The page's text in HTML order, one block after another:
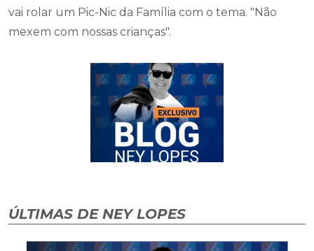
vai rolar um Pic-Nic da Família com o tema. "Não
mexem com nossas crianças".
ÚLTIMAS DE NEY LOPES